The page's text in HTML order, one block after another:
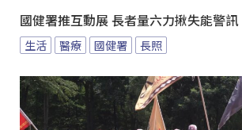
國健署推互動展 長者量六力揪失能警訊
生活 醫療 國健署 長照